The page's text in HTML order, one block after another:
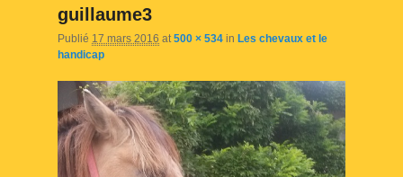
guillaume3
Publié 17 mars 2016 at 500 × 534 in Les chevaux et le
handicap